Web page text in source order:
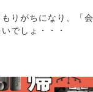
りがちになり、「会
でしょ・・・